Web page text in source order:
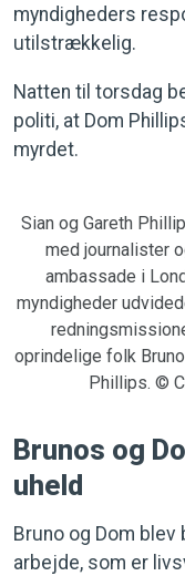
myndigheders
utilstrækkelig.
Natten til torsdag
politi, at Dom
myrdet.
Sian og Gareth
med journalister
ambassade i
myndigheder
oprindelige folk
Phillips. ©
Brunos og
uheld
Bruno og Dom
arbejde, som er